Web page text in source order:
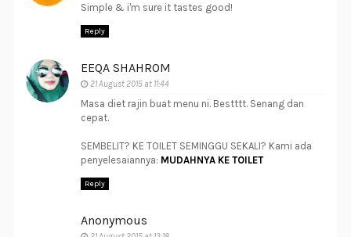
Simple & i'm sure it tastes good!
Reply
EEQA SHAHROM
21 August 2015 at 11:44
Masa diet rajin buat menu ni. Bestttt. Senang dan
cepat.
SEMBELIT? KE TOILET SEMINGGU SEKALI? Kami ada
penyelesaiannya: MUDAHNYA KE TOILET
Reply
Anonymous